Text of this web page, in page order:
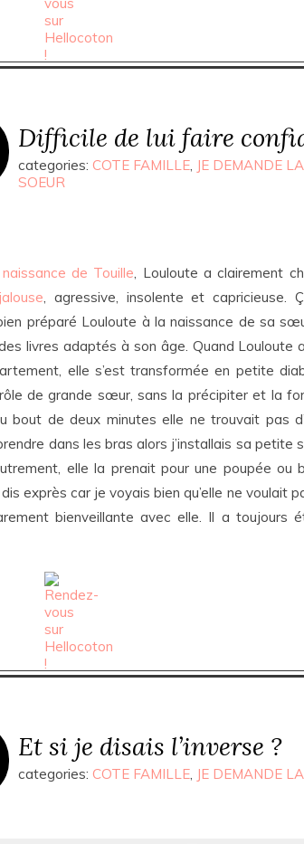
Difficile de lui faire
categories: COTE FAMILLE, JE DEMANDE
SOEUR
de Touille, Louloute a clairement
jalouse, agressive, insolente et capricieuse.
préparé Louloute à la naissance de sa
livres adaptés à son âge. Quand Louloute
elle s’est transformée en petite
de grande sœur, sans la précipiter et la
bout de deux minutes elle ne trouvait pas
dans les bras alors j’installais sa
elle la prenait pour une poupée ou
dis exprès car je voyais bien qu’elle ne voulait
bienveillante avec elle. Il a toujours
Et si je disais l’inverse ?
categories: COTE FAMILLE, JE DEMANDE